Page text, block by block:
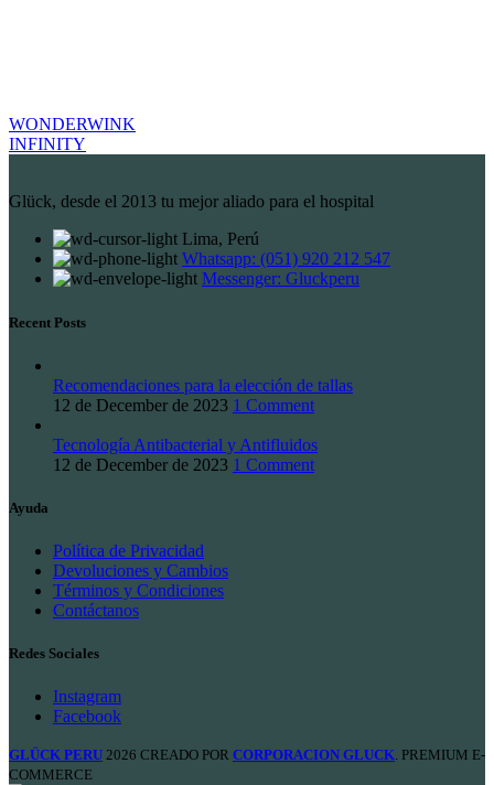
WONDERWINK
INFINITY
Glück, desde el 2013 tu mejor aliado para el hospital
Lima, Perú
Whatsapp: (051) 920 212 547
Messenger: Gluckperu
Recent Posts
Recomendaciones para la elección de tallas
12 de December de 2023 1 Comment
Tecnología Antibacterial y Antifluidos
12 de December de 2023 1 Comment
Ayuda
Política de Privacidad
Devoluciones y Cambios
Términos y Condiciones
Contáctanos
Redes Sociales
Instagram
Facebook
GLÜCK PERU 2026 CREADO POR CORPORACION GLUCK. PREMIUM E-
COMMERCE